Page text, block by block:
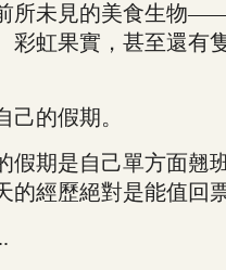
未見的美食生物
彩虹果實，甚至還有
的假期。
期是自己單方面翹
的經歷絕對是能值回